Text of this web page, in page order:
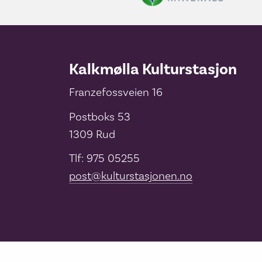
Kalkmølla Kulturstasjon
Franzefossveien 16
Postboks 53
1309 Rud
Tlf: 975 05255
post@kulturstasjonen.no